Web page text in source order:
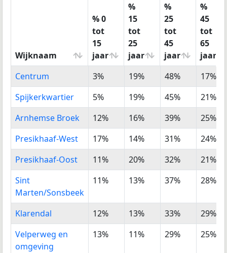
Wijknaam
% 0
tot
15
jaar
%
15
tot
25
jaar
%
25
tot
45
jaar
%
45
tot
65
jaar
Wijknaam
% 0
tot
15
jaar
%
15
tot
25
jaar
%
25
tot
45
jaar
%
45
tot
65
jaar
Centrum 3% 19% 48%
17%
Spijkerkwartier
5% 19% 45%
21%
Arnhemse Broek
12% 16% 39%
25%
Presikhaaf-West
17% 14% 31%
24%
Presikhaaf-Oost
11% 20% 32%
21%
Sint
Marten/Sonsbeek
11% 13% 37% 28%
Klarendal 12% 13% 33%
29%
Velperweg en
omgeving
13% 11% 29% 25%